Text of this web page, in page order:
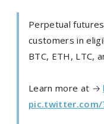
Perpetual
customers in
BTC, ETH, LTC,
Learn more at →
pic.twitter.com/